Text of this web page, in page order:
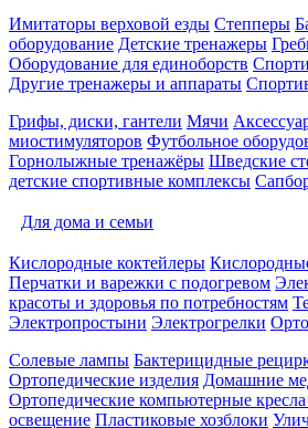
Имитаторы верховой езды Степперы
оборудование Детские тренажеры
Оборудование для единоборств
Другие тренажеры и аппараты
Грифы, диски, гантели Мячи
миостимуляторов Футбольное
Горнолыжные тренажёры Шведские
детские спортивные комплексы
Для дома и семьи
Кислородные коктейлеры
Перчатки и варежки с подогревом
красоты и здоровья по потребностям
Электропростыни Электрогрелки
Солевые лампы Бактерицидные
Ортопедические изделия Домашние
Ортопедические компьютерные кресла
освещение Пластиковые хозблоки